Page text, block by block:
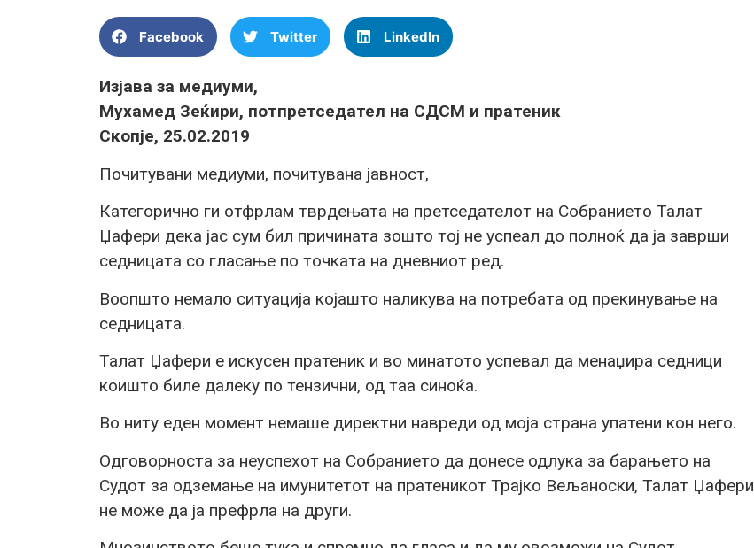
Facebook Twitter LinkedIn
Изјава за медиуми,
Мухамед Зеќири, потпретседател на СДСМ и пратеник
Скопје, 25.02.2019
Почитувани медиуми, почитувана јавност,
Категорично ги отфрлам тврдењата на претседателот на Собранието Талат
Џафери дека јас сум бил причината зошто тој не успеал до полноќ да ја заврши
седницата со гласање по точката на дневниот ред.
Воопшто немало ситуација којашто наликува на потребата од прекинување на
седницата.
Талат Џафери е искусен пратеник и во минатото успевал да менаџира седници
коишто биле далеку по тензични, од таа синоќа.
Во ниту еден момент немаше директни навреди од моја страна упатени кон него.
Одговорноста за неуспехот на Собранието да донесе одлука за барањето на
Судот за одземање на имунитетот на пратеникот Трајко Вељаноски, Талат Џафери
не може да ја префрла на други.